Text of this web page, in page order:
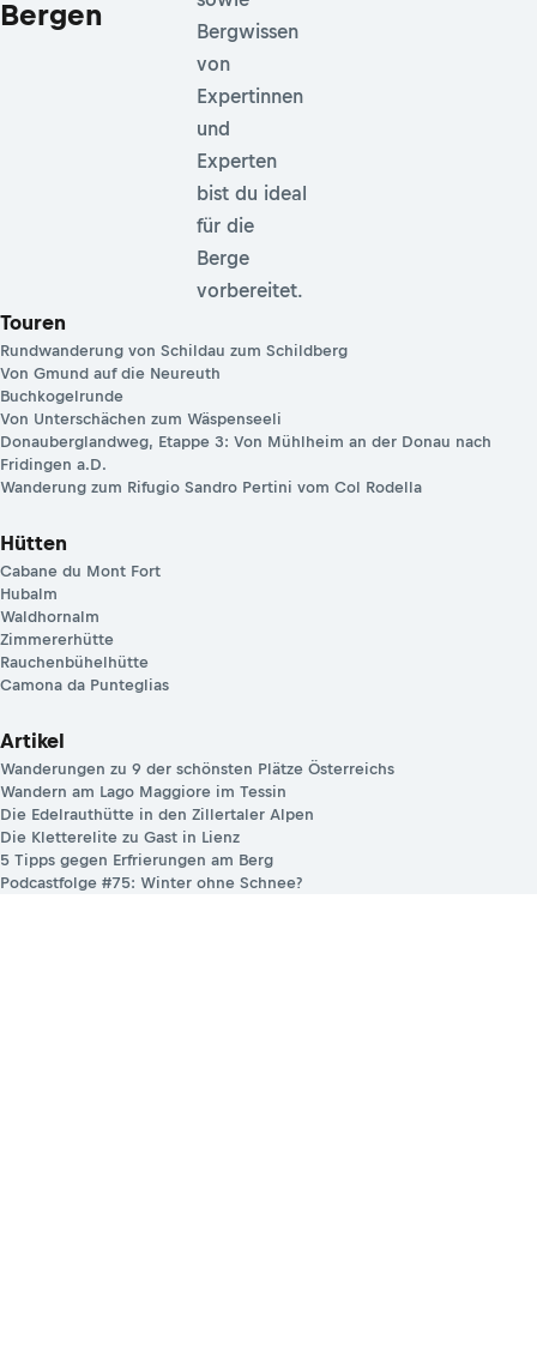
Bergen
Bergwissen
von
Expertinnen
und
Experten
bist du ideal
für die
Berge
vorbereitet.
Touren
Rundwanderung von Schildau zum Schildberg
Von Gmund auf die Neureuth
Buchkogelrunde
Von Unterschächen zum Wäspenseeli
Donauberglandweg, Etappe 3: Von Mühlheim an der Donau nach
Fridingen a.D.
Wanderung zum Rifugio Sandro Pertini vom Col Rodella
Hütten
Cabane du Mont Fort
Hubalm
Waldhornalm
Zimmererhütte
Rauchenbühelhütte
Camona da Punteglias
Artikel
Wanderungen zu 9 der schönsten Plätze Österreichs
Wandern am Lago Maggiore im Tessin
Die Edelrauthütte in den Zillertaler Alpen
Die Kletterelite zu Gast in Lienz
5 Tipps gegen Erfrierungen am Berg
Podcastfolge #75: Winter ohne Schnee?